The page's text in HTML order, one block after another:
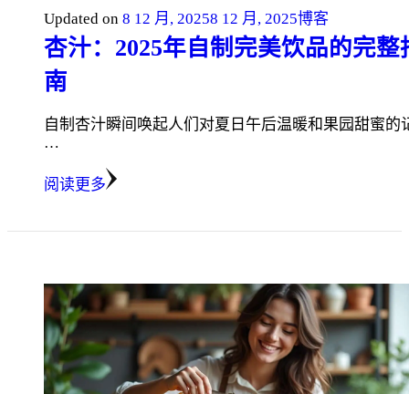
Updated on 8 12 月, 20258 12 月, 2025博客
杏汁：2025年自制完美饮品的完整
南
自制杏汁瞬间唤起人们对夏日午后温暖和果园甜蜜的
…
阅读更多